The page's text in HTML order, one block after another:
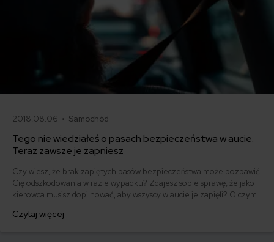
2018.08.06 • Samochód
Tego nie wiedziałeś o pasach bezpieczeństwa w aucie.
Teraz zawsze je zapniesz
Czy wiesz, że brak zapiętych pasów bezpieczeństwa może pozbawić
Cię odszkodowania w razie wypadku? Zdajesz sobie sprawę, że jako
kierowca musisz dopilnować, aby wszyscy w aucie je zapięli? O czym
Czytaj więcej